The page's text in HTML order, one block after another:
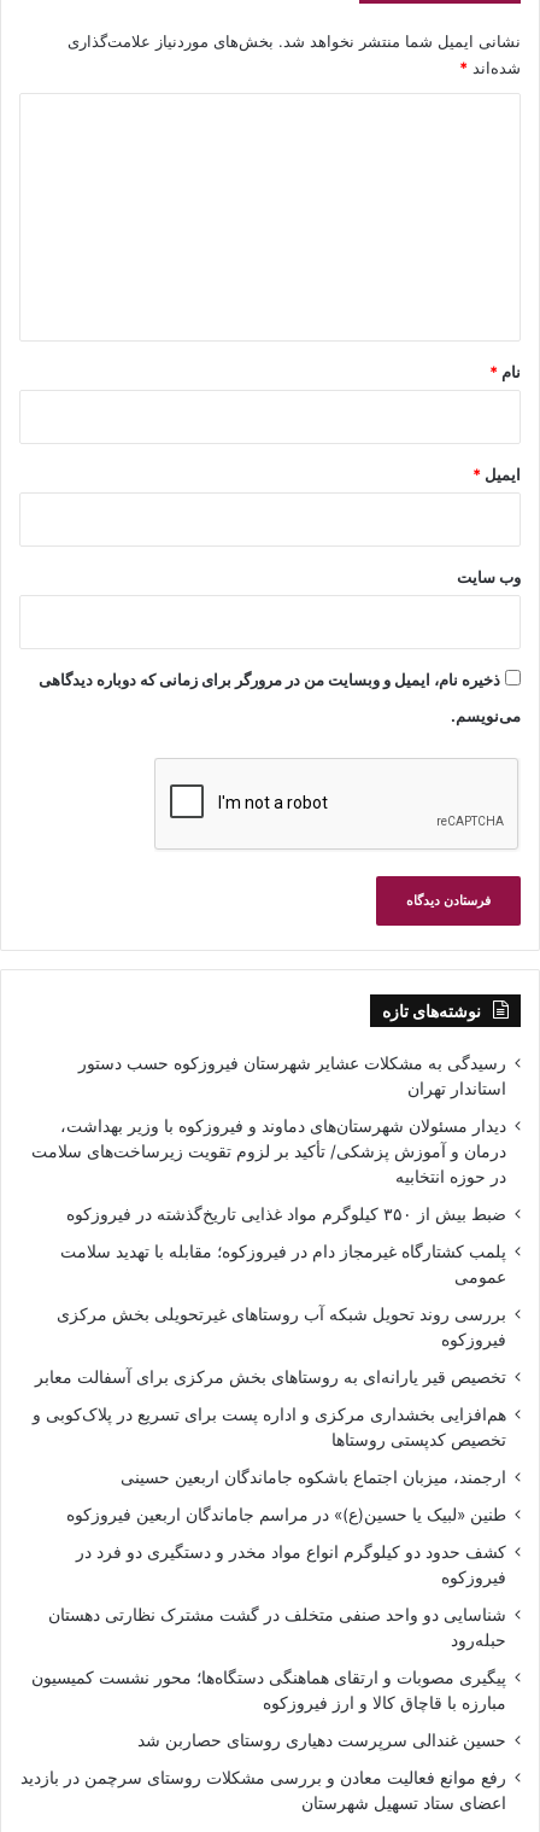
نشانی ایمیل شما منتشر نخواهد شد. بخش‌های موردنیاز علامت‌گذاری
شده‌اند *
نام *
ایمیل *
وب‌ سایت
ذخیره نام، ایمیل و وبسایت من در مرورگر برای زمانی که دوباره دیدگاهی
می‌نویسم.
نوشته‌های تازه
رسیدگی به مشکلات عشایر شهرستان فیروزکوه حسب دستور
استاندار تهران
دیدار مسئولان شهرستان‌های دماوند و فیروزکوه با وزیر بهداشت،
درمان و آموزش پزشکی/ تأکید بر لزوم تقویت زیرساخت‌های سلامت
در حوزه انتخابیه
ضبط بیش از ۳۵۰ کیلوگرم مواد غذایی تاریخ‌گذشته در فیروزکوه
پلمب کشتارگاه غیرمجاز دام در فیروزکوه؛ مقابله با تهدید سلامت
عمومی
بررسی روند تحویل شبکه آب روستاهای غیرتحویلی بخش مرکزی
فیروزکوه
تخصیص قیر یارانه‌ای به روستاهای بخش مرکزی برای آسفالت معابر
هم‌افزایی بخشداری مرکزی و اداره پست برای تسریع در پلاک‌کوبی و
تخصیص کدپستی روستاها
ارجمند، میزبان اجتماع باشکوه جاماندگان اربعین حسینی
طنین «لبیک یا حسین(ع)» در مراسم جاماندگان اربعین فیروزکوه
کشف حدود دو کیلوگرم انواع مواد مخدر و دستگیری دو فرد در
فیروزکوه
شناسایی دو واحد صنفی متخلف در گشت مشترک نظارتی دهستان
حبله‌رود
پیگیری مصوبات و ارتقای هماهنگی دستگاه‌ها؛ محور نشست کمیسیون
مبارزه با قاچاق کالا و ارز فیروزکوه
حسین غندالی سرپرست دهیاری روستای حصاربن شد
رفع موانع فعالیت معادن و بررسی مشکلات روستای سرچمن در بازدید
اعضای ستاد تسهیل شهرستان